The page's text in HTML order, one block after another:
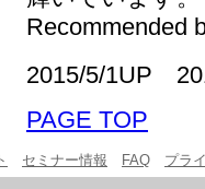
Recommended
2015/5/1UP
PAGE TOP
セミナー情報 FAQ プラ